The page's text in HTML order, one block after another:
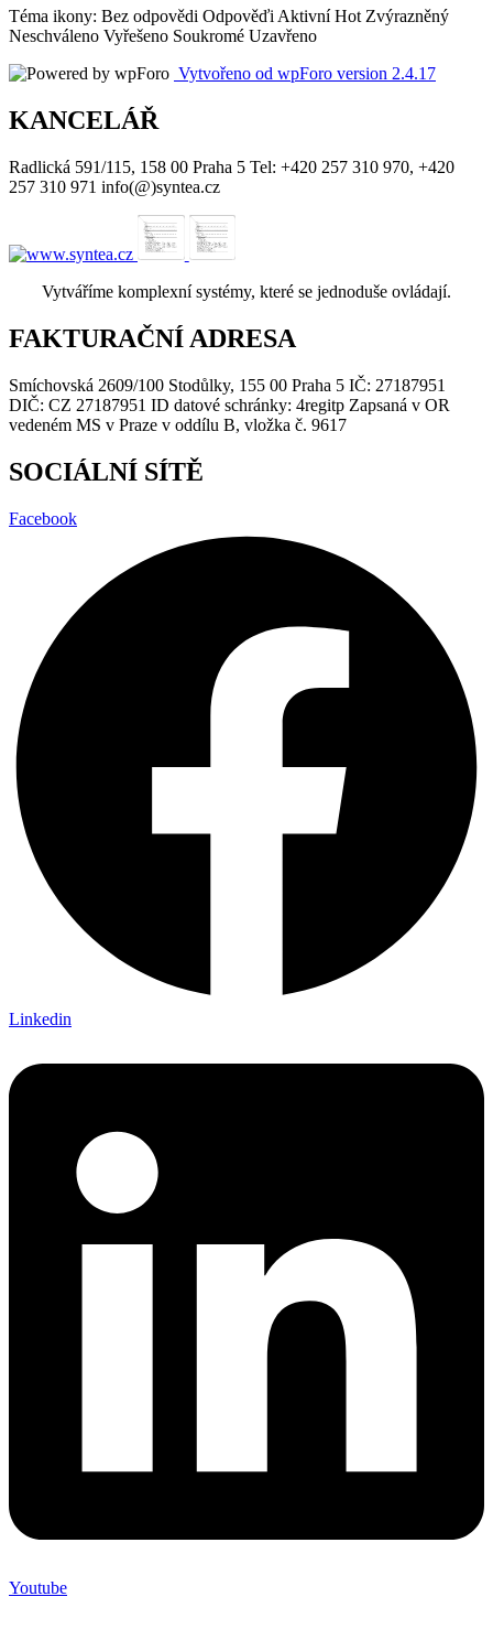
Téma ikony: Bez odpovědi OdpověďiAktivní Hot Zvýrazněný
Neschváleno Vyřešeno Soukromé Uzavřeno
Vytvořeno od wpForo version 2.4.17
KANCELÁŘ
Radlická 591/115, 158 00 Praha 5 Tel: +420 257 310 970, +420
257 310 971 info(@)syntea.cz
Vytváříme komplexní systémy, které se jednoduše ovládají.
FAKTURAČNÍ ADRESA
Smíchovská 2609/100 Stodůlky, 155 00 Praha 5 IČ: 27187951
DIČ: CZ 27187951 ID datové schránky: 4regitp Zapsaná v OR
vedeném MS v Praze v oddílu B, vložka č. 9617
SOCIÁLNÍ SÍTĚ
Facebook
Linkedin
Youtube